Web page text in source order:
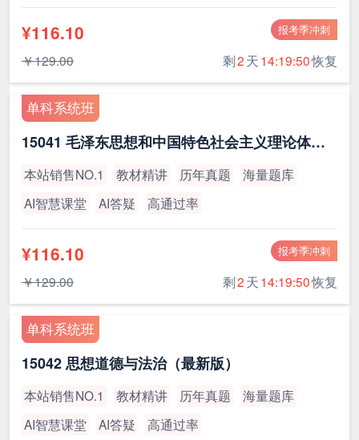
报考季冲刺
¥116.10
￥129.00 剩2天14:19:49恢复
单科系统班
15041 毛泽东思想和中国特色社会主义理论体系概论（最新版）
本站销售NO.1 教材精讲 历年真题
海量题库
AI智慧课堂
AI答疑 高通过率
报考季冲刺
¥116.10
￥129.00 剩2天14:19:49恢复
单科系统班
15042 思想道德与法治（最新版）
本站销售NO.1 教材精讲 历年真题
海量题库
AI智慧课堂
AI答疑 高通过率